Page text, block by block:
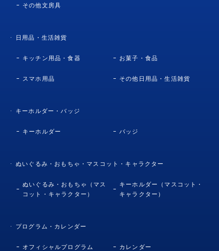
その他文房具
日用品・生活雑貨
キッチン用品・食器 お菓子・食品
スマホ用品 その他日用品・生活雑貨
キーホルダー・バッジ
キーホルダー バッジ
ぬいぐるみ・おもちゃ・マスコット・キャラクター
ぬいぐるみ・おもちゃ（マス
コット・キャラクター）
キーホルダー（マスコット・
キャラクター）
プログラム・カレンダー
オフィシャルプログラム カレンダー